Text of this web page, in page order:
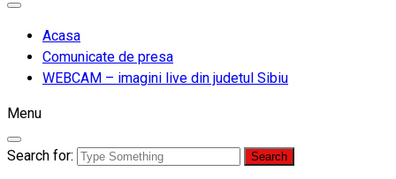
Acasa
Comunicate de presa
WEBCAM – imagini live din judetul Sibiu
Menu
Search for: